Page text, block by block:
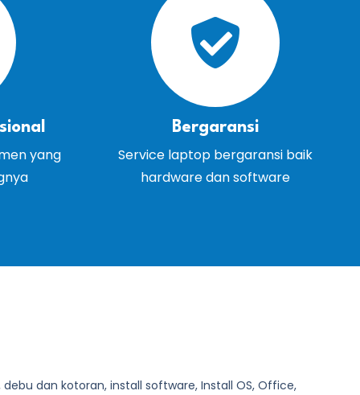
yang
Bergaransi
Service laptop bergaransi baik
hardware dan software
dan kotoran, install software, Install OS, Office,